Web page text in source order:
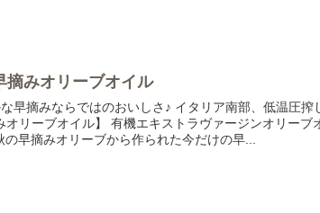
摘みオリーブオイル
早摘みならではのおいしさ♪ イタリア南部、低温圧搾
オリーブオイル】 有機エキストラヴァージンオリーブ
の早摘みオリーブから作られた今だけの早...